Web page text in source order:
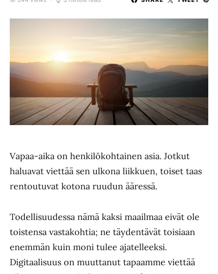
Vapaa-aika on henkilökohtainen asia. Jotkut
haluavat viettää sen ulkona liikkuen, toiset taas
rentoutuvat kotona ruudun ääressä.
Todellisuudessa nämä kaksi maailmaa eivät ole
toistensa vastakohtia; ne täydentävät toisiaan
enemmän kuin moni tulee ajatelleeksi.
Digitaalisuus on muuttanut tapaamme viettää